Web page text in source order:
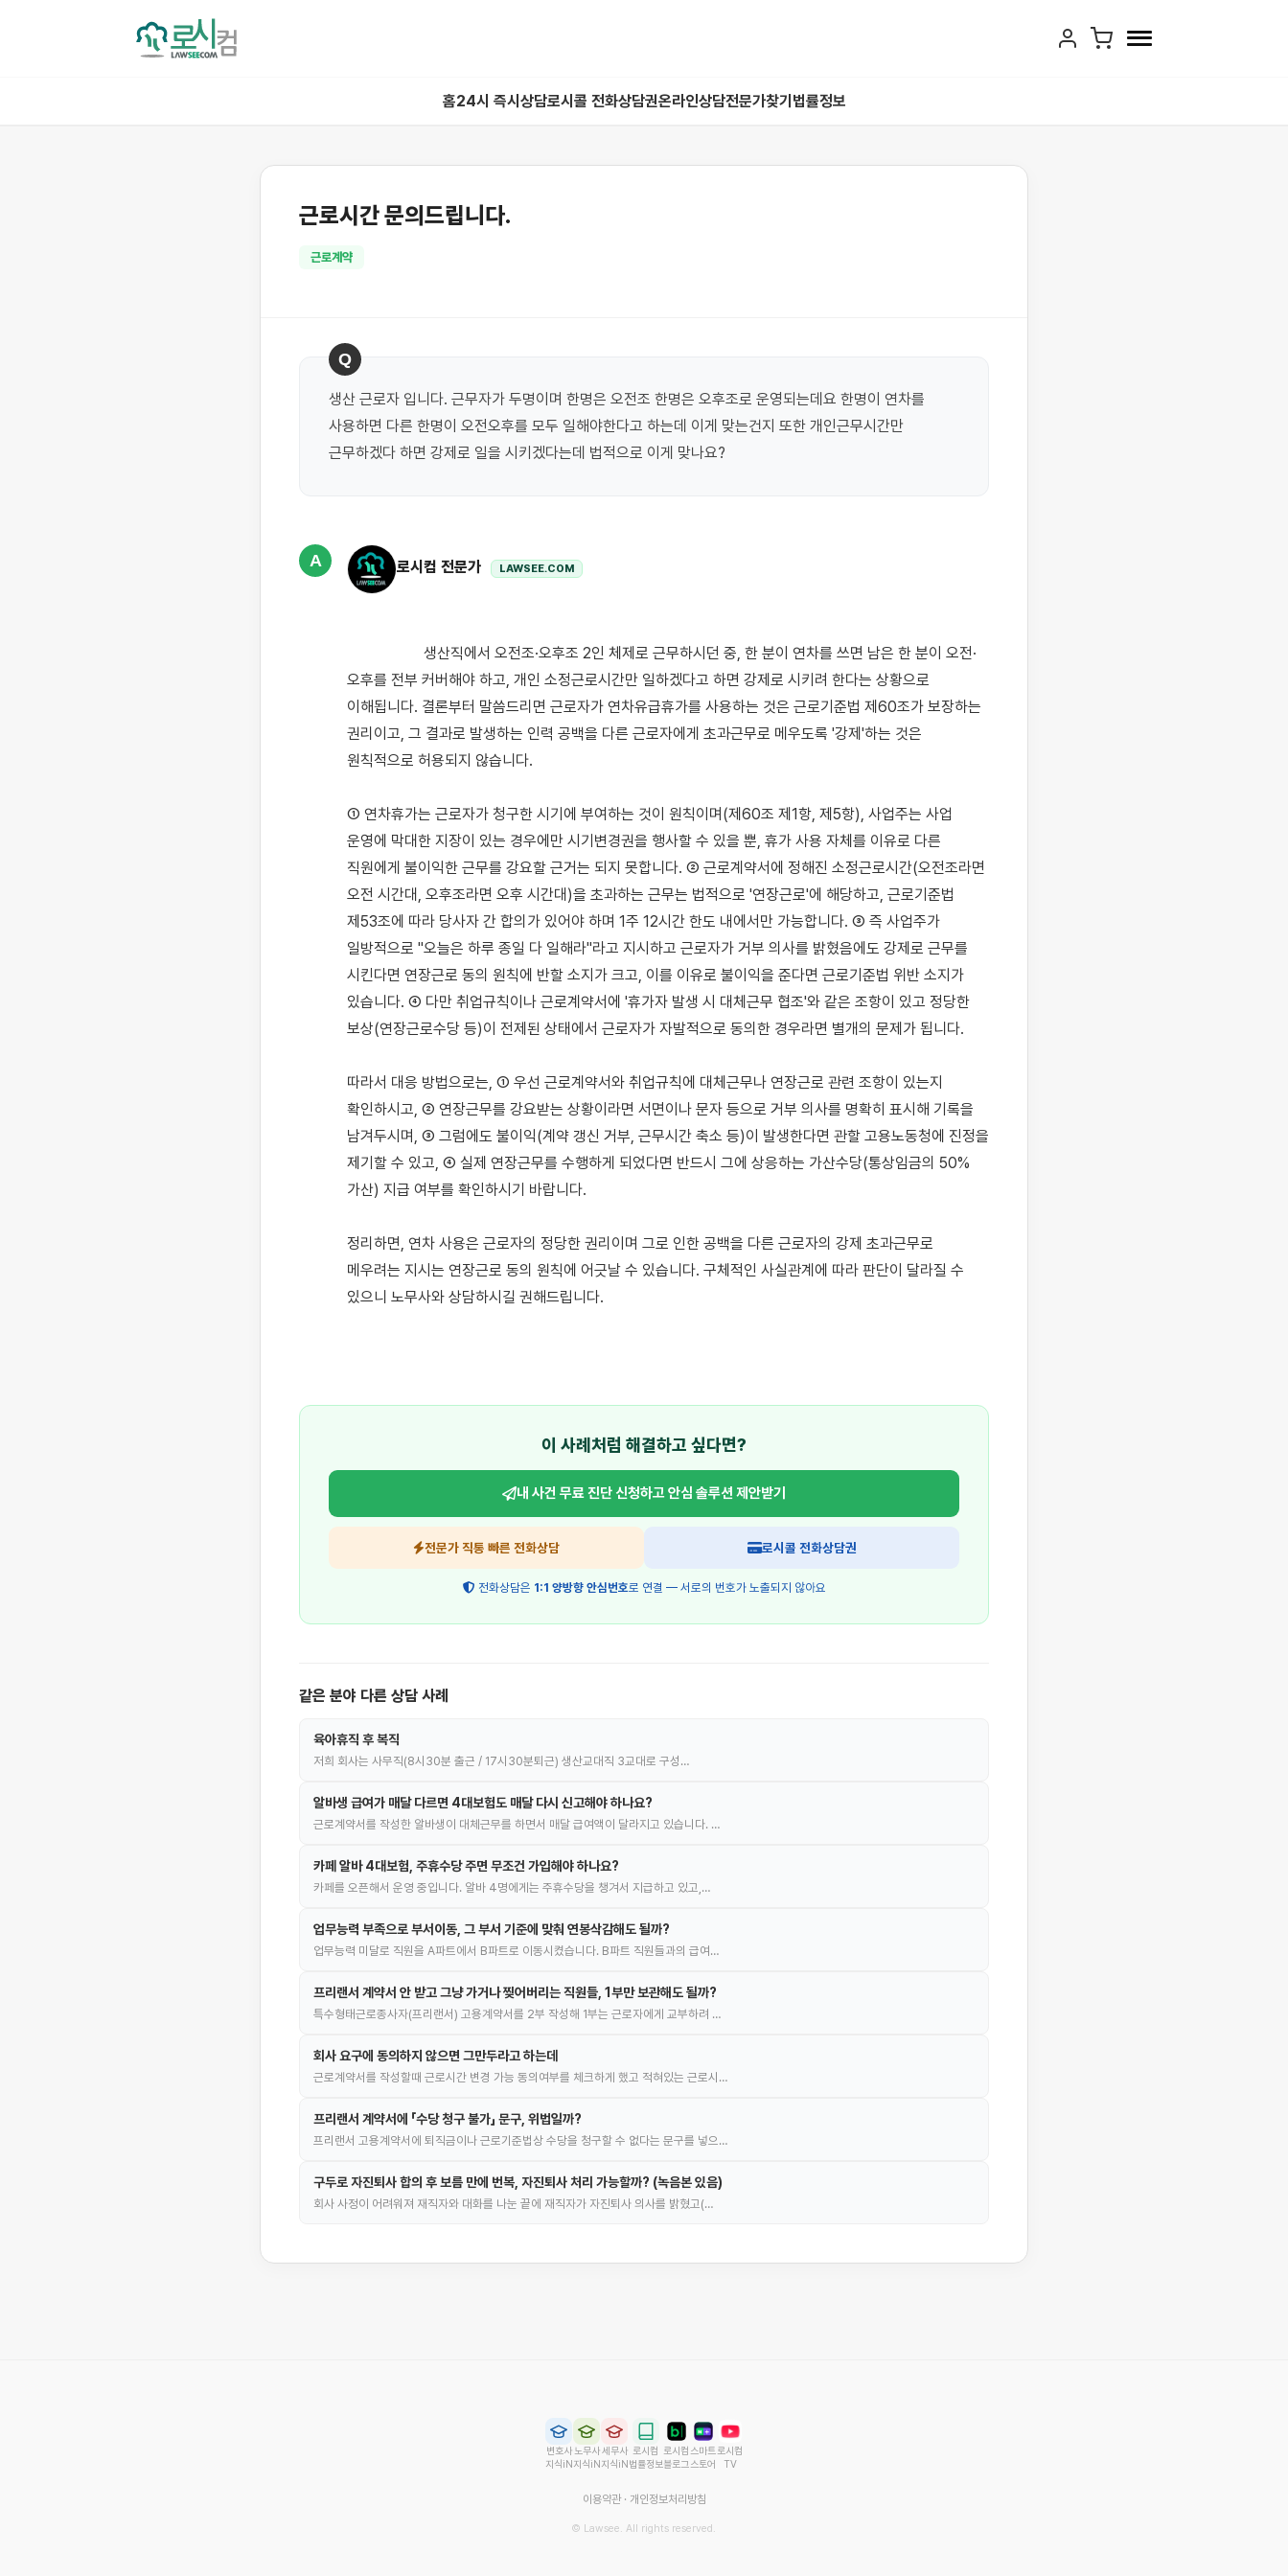
홈24시 즉시상담로시콜 전화상담권온라인상담전문가찾기 법률정보
근로시간 문의드립니다.
근로계약
Q
생산 근로자 입니다. 근무자가 두명이며 한명은 오전조 한명은 오후조로 운영되는데요 한명이 연차를
사용하면 다른 한명이 오전오후를 모두 일해야한다고 하는데 이게 맞는건지 또한 개인근무시간만
근무하겠다 하면 강제로 일을 시키겠다는데 법적으로 이게 맞나요?
A 로시컴 전문가 LAWSEE.COM
오후를 전부 커버해야 하고, 개인 소정근로시간만 일하겠다고 하면 강제로 시키려 한다는 상황으로
이해됩니다. 결론부터 말씀드리면 근로자가 연차유급휴가를 사용하는 것은 근로기준법 제60조가 보장하는
권리이고, 그 결과로 발생하는 인력 공백을 다른 근로자에게 초과근무로 메우도록 '강제'하는 것은
원칙적으로 허용되지 않습니다.
① 연차휴가는 근로자가 청구한 시기에 부여하는 것이 원칙이며(제60조 제1항, 제5항), 사업주는 사업
운영에 막대한 지장이 있는 경우에만 시기변경권을 행사할 수 있을 뿐, 휴가 사용 자체를 이유로 다른
직원에게 불이익한 근무를 강요할 근거는 되지 못합니다. ② 근로계약서에 정해진 소정근로시간(오전조라면
오전 시간대, 오후조라면 오후 시간대)을 초과하는 근무는 법적으로 '연장근로'에 해당하고, 근로기준법
제53조에 따라 당사자 간 합의가 있어야 하며 1주 12시간 한도 내에서만 가능합니다. ③ 즉 사업주가
일방적으로 "오늘은 하루 종일 다 일해라"라고 지시하고 근로자가 거부 의사를 밝혔음에도 강제로 근무를
시킨다면 연장근로 동의 원칙에 반할 소지가 크고, 이를 이유로 불이익을 준다면 근로기준법 위반 소지가
있습니다. ④ 다만 취업규칙이나 근로계약서에 '휴가자 발생 시 대체근무 협조'와 같은 조항이 있고 정당한
보상(연장근로수당 등)이 전제된 상태에서 근로자가 자발적으로 동의한 경우라면 별개의 문제가 됩니다.
따라서 대응 방법으로는, ① 우선 근로계약서와 취업규칙에 대체근무나 연장근로 관련 조항이 있는지
확인하시고, ② 연장근무를 강요받는 상황이라면 서면이나 문자 등으로 거부 의사를 명확히 표시해 기록을
남겨두시며, ③ 그럼에도 불이익(계약 갱신 거부, 근무시간 축소 등)이 발생한다면 관할 고용노동청에 진정을
제기할 수 있고, ④ 실제 연장근무를 수행하게 되었다면 반드시 그에 상응하는 가산수당(통상임금의 50%
가산) 지급 여부를 확인하시기 바랍니다.
정리하면, 연차 사용은 근로자의 정당한 권리이며 그로 인한 공백을 다른 근로자의 강제 초과근무로
메우려는 지시는 연장근로 동의 원칙에 어긋날 수 있습니다. 구체적인 사실관계에 따라 판단이 달라질 수
있으니 노무사와 상담하시길 권해드립니다.
이 사례처럼 해결하고 싶다면?
내 사건 무료 진단 신청하고안심 솔루션 제안받기
전문가 직통 빠른 전화상담 로시콜 전화상담권
전화상담은 1:1 양방향 안심번호로 연결 — 서로의 번호가 노출되지 않아요
같은 분야 다른 상담 사례
육아휴직 후 복직
저희 회사는 사무직(8시30분 출근 / 17시30분퇴근) 생산교대직 3교대로 구성…
알바생 급여가 매달 다르면 4대보험도 매달 다시 신고해야 하나요?
근로계약서를 작성한 알바생이 대체근무를 하면서 매달 급여액이 달라지고 있습니다. …
카페 알바 4대보험, 주휴수당 주면 무조건 가입해야 하나요?
카페를 오픈해서 운영 중입니다. 알바 4명에게는 주휴수당을 챙겨서 지급하고 있고,…
업무능력 부족으로 부서이동, 그 부서 기준에 맞춰 연봉삭감해도 될까?
업무능력 미달로 직원을 A파트에서 B파트로 이동시켰습니다. B파트 직원들과의 급여…
프리랜서 계약서 안 받고 그냥 가거나 찢어버리는 직원들, 1부만 보관해도 될까?
특수형태근로종사자(프리랜서) 고용계약서를 2부 작성해 1부는 근로자에게 교부하려 …
회사 요구에 동의하지 않으면 그만두라고 하는데
근로계약서를 작성할때 근로시간 변경 가능 동의여부를 체크하게 했고 적혀있는 근로시…
프리랜서 계약서에 「수당 청구 불가」 문구, 위법일까?
프리랜서 고용계약서에 퇴직금이나 근로기준법상 수당을 청구할 수 없다는 문구를 넣으…
구두로 자진퇴사 합의 후 보름 만에 번복, 자진퇴사 처리 가능할까? (녹음본 있음)
회사 사정이 어려워져 재직자와 대화를 나눈 끝에 재직자가 자진퇴사 의사를 밝혔고(…
변호사
지식iN
노무사
지식iN
세무사
지식iN
로시컴
법률정보
로시컴
블로그
스마트
스토어
로시컴
TV
이용약관· 개인정보처리방침
© Lawsee. All rights reserved.